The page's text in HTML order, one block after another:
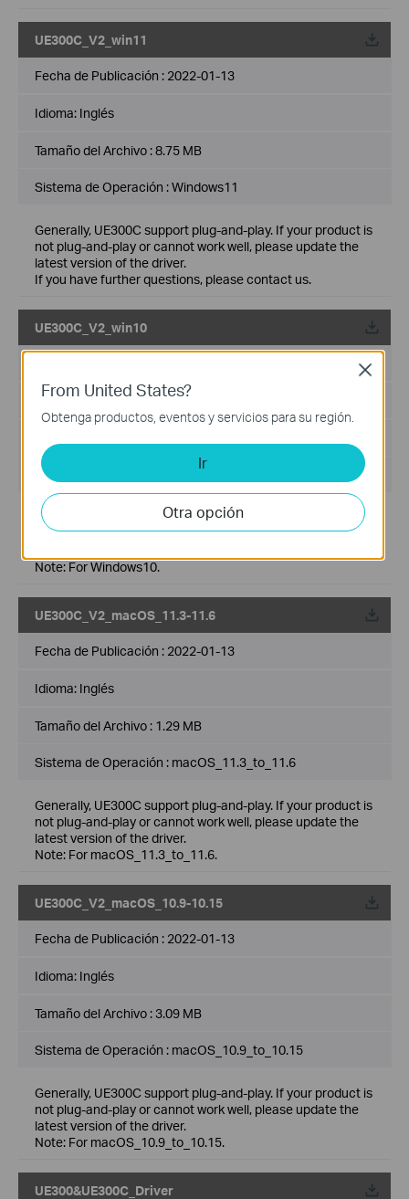
UE300C_V2_win11
Fecha de Publicación : 2022-01-13
Idioma: Inglés
Tamaño del Archivo :8.75 MB
Sistema de Operación : Windows11
Generally, UE300C support plug-and-play. If your product is
not plug-and-play or cannot work well, please update the
latest version of the driver.
If you have further questions, please contact us.
UE300C_V2_win10
Idioma:Inglés
Sistema de Operación : Windows10
Generally, UE300C support plug-and-play. If your product is
not plug-and-play or cannot work well, please update the
Note: For Windows10.
UE300C_V2_macOS_11.3-11.6
Fecha de Publicación : 2022-01-13
Idioma: Inglés
Tamaño del Archivo : 1.29 MB
Sistema de Operación : macOS_11.3_to_11.6
Generally, UE300C support plug-and-play. If your product is
not plug-and-play or cannot work well, please update the
latest version of the driver.
Note: For macOS_11.3_to_11.6.
UE300C_V2_macOS_10.9-10.15
Fecha de Publicación : 2022-01-13
Idioma: Inglés
Tamaño del Archivo :3.09 MB
Sistema de Operación : macOS_10.9_to_10.15
Generally, UE300C support plug-and-play. If your product is
not plug-and-play or cannot work well, please update the
latest version of the driver.
Note: For macOS_10.9_to_10.15.
UE300&UE300C_Driver
From United States?
Obtenga productos, eventos y servicios para su región.
Ir
Otra opción
Close